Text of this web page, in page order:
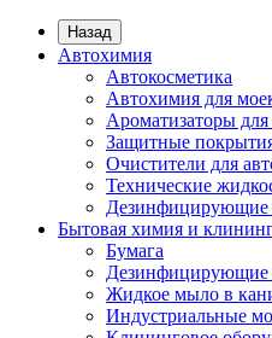
Назад
Автохимия
Автокосметика
Автохимия для
Ароматизаторы для
Защитные
Очистители для
Технические
Дезинфицирующие
Бытовая химия и
Бумага
Дезинфицирующие
Жидкое мыло в
Индустриальные